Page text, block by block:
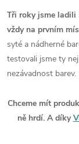
Tři roky jsme ladili
vždy na prvním
syté a nádherné
testovali jsme ty
nezávadnost barev.
Chceme mít
ně hrdí. A díky